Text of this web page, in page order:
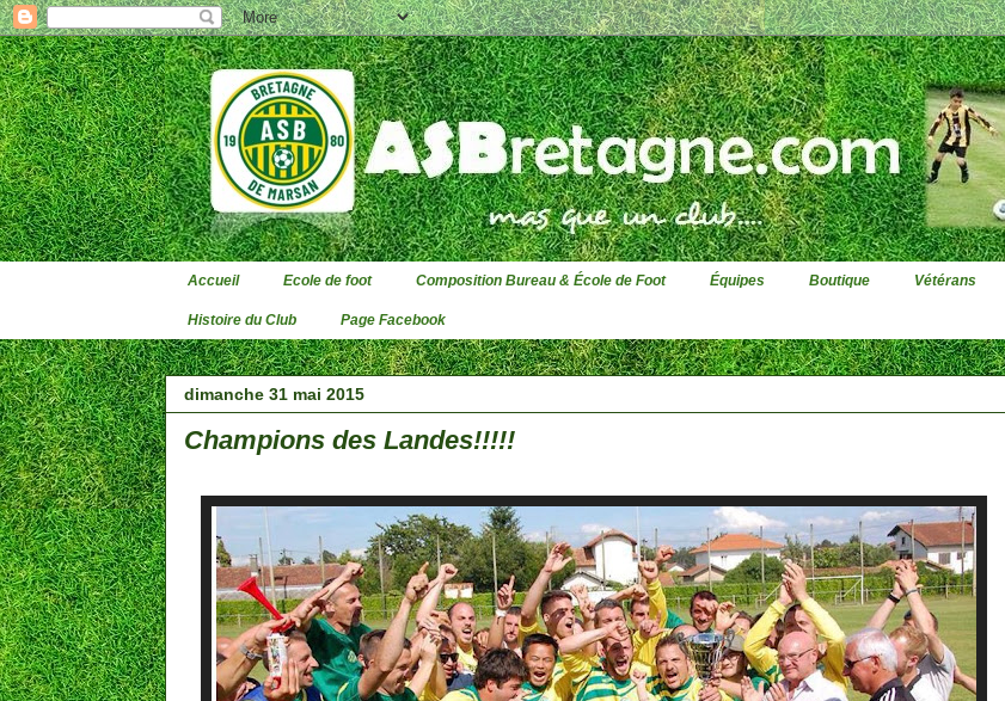
Accueil Ecole de foot Composition Bureau & École de Foot Équipes Boutique Vétérans
Histoire du Club Page Facebook
dimanche 31 mai 2015
Champions des Landes!!!!!